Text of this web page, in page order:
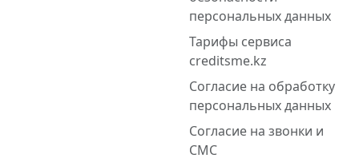
персональных данных
Тарифы сервиса
creditsme.kz
Согласие на обработку
персональных данных
Согласие на звонки и
СМС